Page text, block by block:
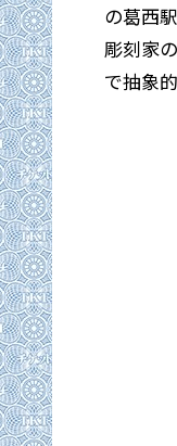
の葛西
彫刻家
で抽象